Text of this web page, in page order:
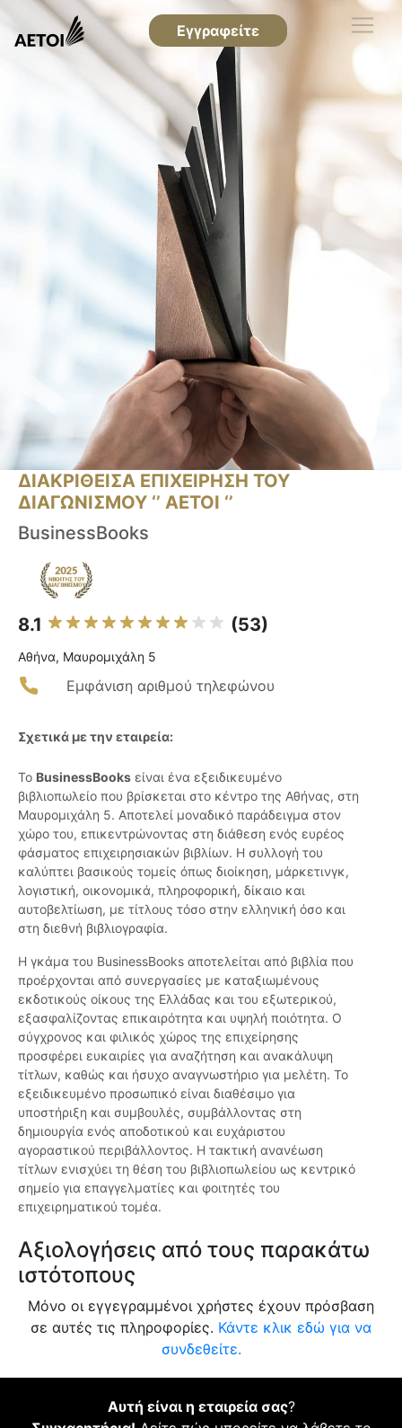
Εγγραφείτε
ΔΙΑΚΡΙΘΕΙΣΑ ΕΠΙΧΕΙΡΗΣΗ ΤΟΥ
ΔΙΑΓΩΝΙΣΜΟΥ ‘’ ΑΕΤΟΙ ‘’
BusinessBooks
8.1 (53)
Αθήνα, Μαυρομιχάλη 5
Εμφάνιση αριθμού τηλεφώνου
Σχετικά με την εταιρεία:
Το BusinessBooks είναι ένα εξειδικευμένο
βιβλιοπωλείο που βρίσκεται στο κέντρο της Αθήνας, στη
Μαυρομιχάλη 5. Αποτελεί μοναδικό παράδειγμα στον
χώρο του, επικεντρώνοντας στη διάθεση ενός ευρέος
φάσματος επιχειρησιακών βιβλίων. Η συλλογή του
καλύπτει βασικούς τομείς όπως διοίκηση, μάρκετινγκ,
λογιστική, οικονομικά, πληροφορική, δίκαιο και
αυτοβελτίωση, με τίτλους τόσο στην ελληνική όσο και
στη διεθνή βιβλιογραφία.
Η γκάμα του BusinessBooks αποτελείται από βιβλία που
προέρχονται από συνεργασίες με καταξιωμένους
εκδοτικούς οίκους της Ελλάδας και του εξωτερικού,
εξασφαλίζοντας επικαιρότητα και υψηλή ποιότητα. Ο
σύγχρονος και φιλικός χώρος της επιχείρησης
προσφέρει ευκαιρίες για αναζήτηση και ανακάλυψη
τίτλων, καθώς και ήσυχο αναγνωστήριο για μελέτη. Το
εξειδικευμένο προσωπικό είναι διαθέσιμο για
υποστήριξη και συμβουλές, συμβάλλοντας στη
δημιουργία ενός αποδοτικού και ευχάριστου
αγοραστικού περιβάλλοντος. Η τακτική ανανέωση
τίτλων ενισχύει τη θέση του βιβλιοπωλείου ως κεντρικό
σημείο για επαγγελματίες και φοιτητές του
επιχειρηματικού τομέα.
Αξιολογήσεις από τους παρακάτω
ιστότοπους
Μόνο οι εγγεγραμμένοι χρήστες έχουν πρόσβαση
σε αυτές τις πληροφορίες. Κάντε κλικ εδώ για να
συνδεθείτε.
Αυτή είναι η εταιρεία σας?